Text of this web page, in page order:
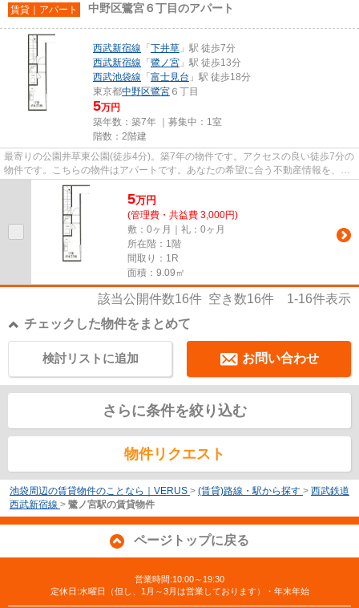
賃貸｜アパート 中野区鷺宮６丁目のアパート
西武新宿線 「 下井草 」駅 徒歩7分
西武新宿線 「 鷺ノ宮 」駅 徒歩13分
西武池袋線 「 富士見台 」駅 徒歩18分
東京都中野区鷺宮 ６丁目
5万円
築年数：築7年 ｜募集中： 1室
階数：2階建
最寄りの公園井草東公園(徒歩4分)。築7年の物件です。アクセスの良い徒歩7分の
物件です。こちらの物件はアパートです。あなたの希望に合う不動産情報を、経
験と知識の豊富なVERUSスタ...
5万円
(管理費・共益費 3,000円)
敷：0ヶ月｜礼：0ヶ月
所在階：1階
間取り：1R
面積：9.09㎡
該当公開件数16件 空き数16件 1-16件表示
チェックした物件をまとめて
お問い合わせ
検討リストに追加
さらに条件を絞り込む
物件リクエスト
池袋周辺の賃貸物件のことなら｜VERUS > (賃貸)路線・駅から探す > 西武鉄道
西武新宿線 > 鷺ノ宮駅の賃貸物件
ページトップに戻る
営業時間:10:00～19:30
定休日:水曜日（但し、1月～3月は営業しております）・年末年始